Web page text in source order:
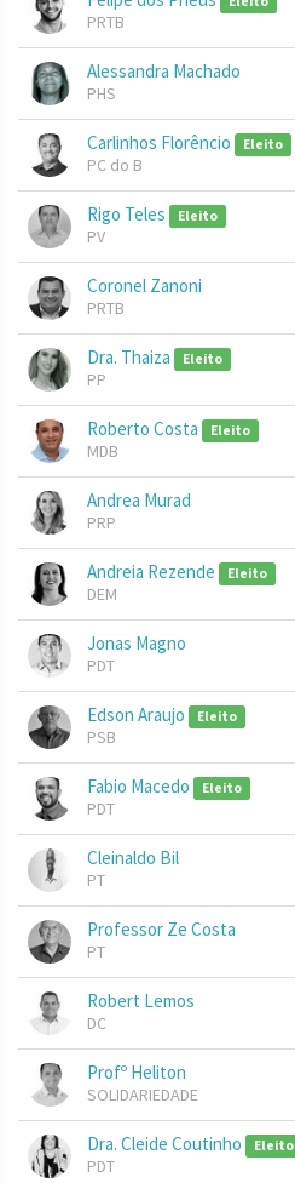
PRTB
Alessandra Machado
PHS
Carlinhos Florêncio Eleito
PC do B
Rigo Teles Eleito
PV
Coronel Zanoni
PRTB
Dra. Thaiza Eleito
PP
Roberto Costa Eleito
MDB
Andrea Murad
PRP
Andreia Rezende Eleito
DEM
Jonas Magno
PDT
Edson Araujo Eleito
PSB
Fabio Macedo Eleito
PDT
Cleinaldo Bil
PT
Professor Ze Costa
PT
Robert Lemos
DC
Profº Heliton
SOLIDARIEDADE
Dra. Cleide Coutinho Eleito
PDT